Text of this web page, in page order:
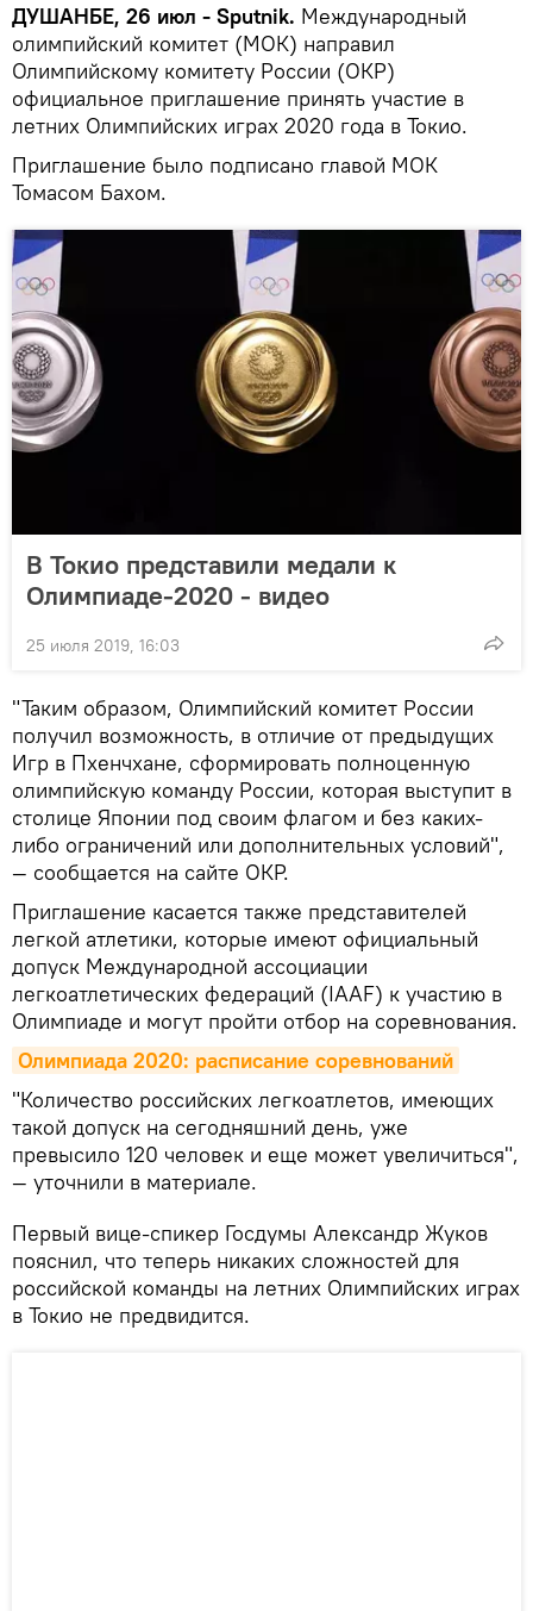
ДУШАНБЕ, 26 июл - Sputnik. Международный
олимпийский комитет (МОК) направил
Олимпийскому комитету России (ОКР)
официальное приглашение принять участие в
летних Олимпийских играх 2020 года в Токио.
Приглашение было подписано главой МОК
Томасом Бахом.
В Токио представили медали к
Олимпиаде-2020 - видео
25 июля 2019, 16:03
"Таким образом, Олимпийский комитет России
получил возможность, в отличие от предыдущих
Игр в Пхенчхане, сформировать полноценную
олимпийскую команду России, которая выступит в
столице Японии под своим флагом и без каких-
либо ограничений или дополнительных условий",
— сообщается на сайте ОКР.
Приглашение касается также представителей
легкой атлетики, которые имеют официальный
допуск Международной ассоциации
легкоатлетических федераций (IAAF) к участию в
Олимпиаде и могут пройти отбор на соревнования.
Олимпиада 2020: расписание соревнований
"Количество российских легкоатлетов, имеющих
такой допуск на сегодняшний день, уже
превысило 120 человек и еще может увеличиться",
— уточнили в материале.
Первый вице-спикер Госдумы Александр Жуков
пояснил, что теперь никаких сложностей для
российской команды на летних Олимпийских играх
в Токио не предвидится.